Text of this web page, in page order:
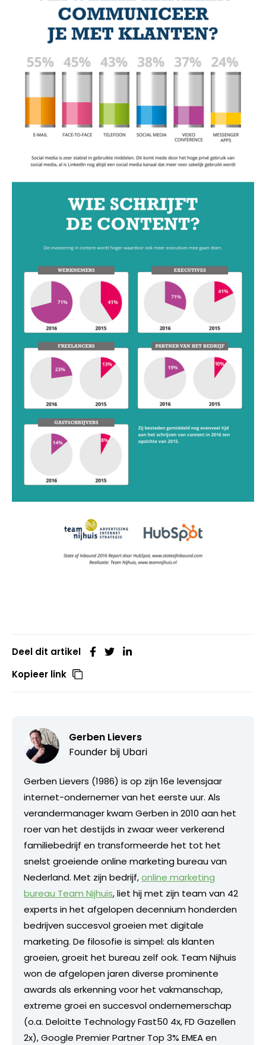
Deel dit artikel
Kopieer link
Gerben Lievers
Founder bij Ubari
Gerben Lievers (1986) is op zijn 16e levensjaar
internet-ondernemer van het eerste uur. Als
verandermanager kwam Gerben in 2010 aan het
roer van het destijds in zwaar weer verkerend
familiebedrijf en transformeerde het tot het
snelst groeiende online marketing bureau van
Nederland. Met zijn bedrijf,online marketing
bureau Team Nijhuis, liet hij met zijn team van 42
experts in het afgelopen decennium honderden
bedrijven succesvol groeien met digitale
marketing. De filosofie is simpel: als klanten
groeien, groeit het bureau zelf ook. Team Nijhuis
won de afgelopen jaren diverse prominente
awards als erkenning voor het vakmanschap,
extreme groei en succesvol ondernemerschap
(o.a. Deloitte Technology Fast50 4x, FD Gazellen
2x), Google Premier Partner Top 3% EMEA en